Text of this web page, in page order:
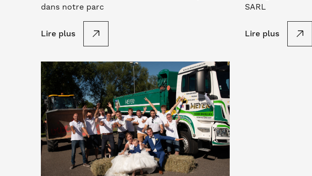
dans notre parc
Lire plus
SARL
Lire plus